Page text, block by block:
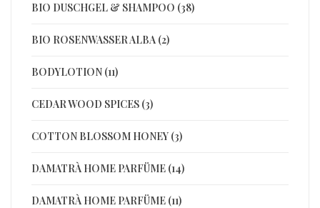
BIO DUSCHGEL & SHAMPOO (38)
BIO ROSENWASSER ALBA (2)
BODYLOTION (11)
CEDAR WOOD SPICES (3)
COTTON BLOSSOM HONEY (3)
DAMATRÀ HOME PARFÜME (14)
DAMATRÀ HOME PARFÜME (11)